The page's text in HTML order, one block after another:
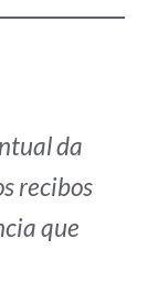
da
recibos
que